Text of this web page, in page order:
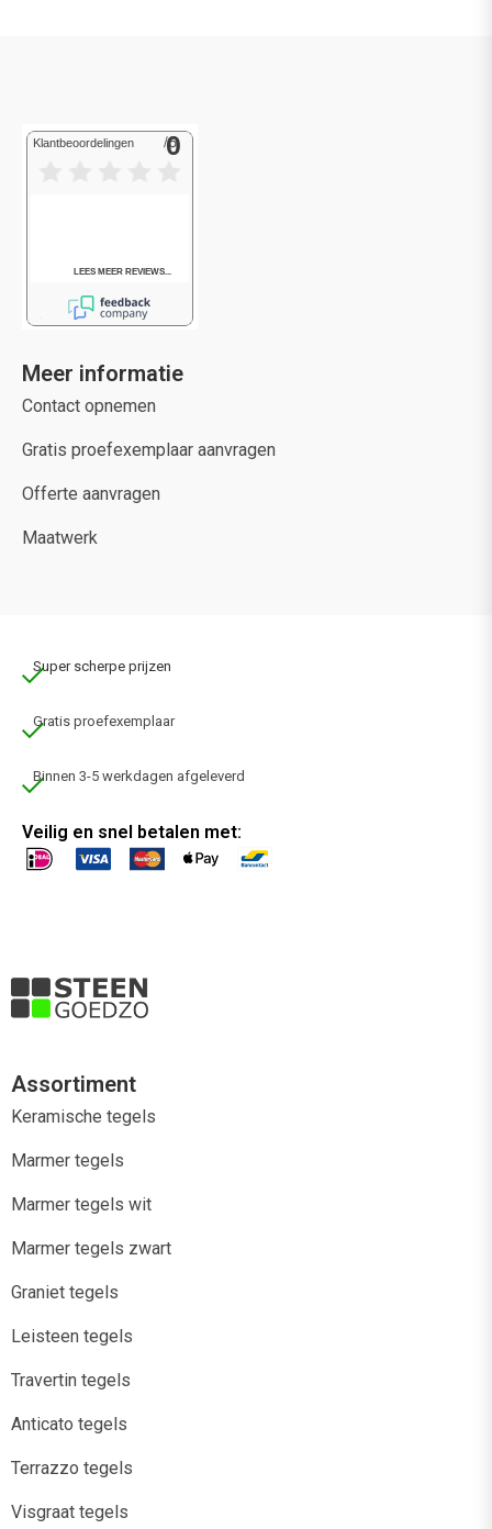
Meer informatie
Contact opnemen
Gratis proefexemplaar aanvragen
Offerte aanvragen
Maatwerk
Super scherpe prijzen
Gratis proefexemplaar
Binnen 3-5 werkdagen afgeleverd
Veilig en snel betalen met:
Assortiment
Keramische tegels
Marmer tegels
Marmer tegels wit
Marmer tegels zwart
Graniet tegels
Leisteen tegels
Travertin tegels
Anticato tegels
Terrazzo tegels
Visgraat tegels